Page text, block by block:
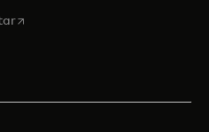
opens in a new tab
in a new tab